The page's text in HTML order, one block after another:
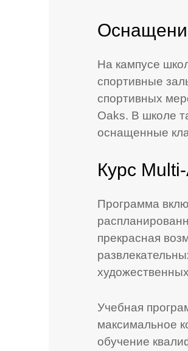
На кампусе
спортивные
спортивных
Oaks. В школе
оснащенные
Курс
Программа
прекрасная
Учебная
максимальное
обучение